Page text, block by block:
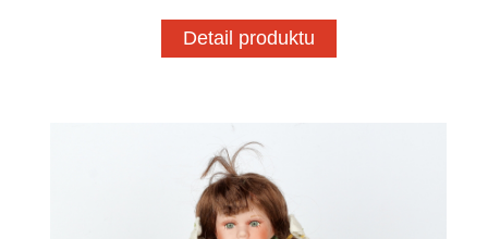
Detail produktu